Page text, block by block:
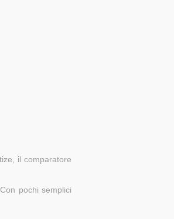
il comparatore
pochi semplici